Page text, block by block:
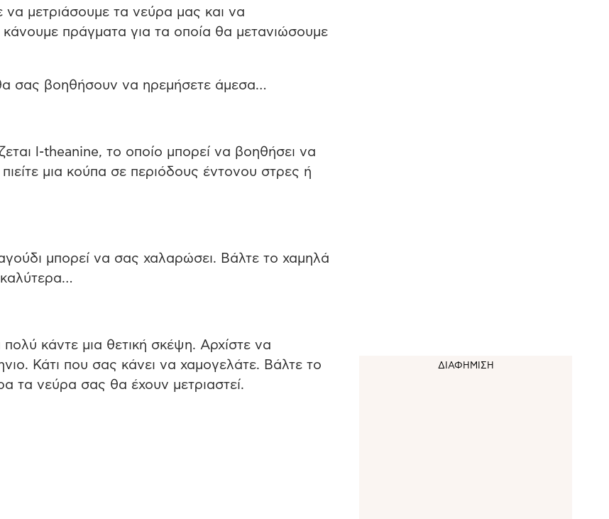
μετριάσουμε τα νεύρα μας και να
πράγματα για τα οποία θα μετανιώσουμε
σας βοηθήσουν να ηρεμήσετε άμεσα…
l-theanine, το οποίο μπορεί να βοηθήσει να
μια κούπα σε περιόδους έντονου στρες ή
μπορεί να σας χαλαρώσει. Βάλτε το χαμηλά
κάντε μια θετική σκέψη. Αρχίστε να
Κάτι που σας κάνει να χαμογελάτε. Βάλτε το
τα νεύρα σας θα έχουν μετριαστεί.